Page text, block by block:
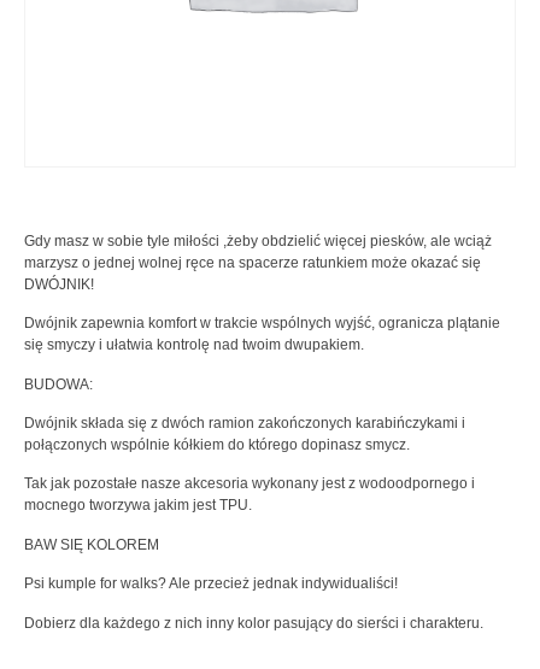
Gdy masz w sobie tyle miłości ,żeby obdzielić więcej piesków, ale wciąż
marzysz o jednej wolnej ręce na spacerze ratunkiem może okazać się
DWÓJNIK!
Dwójnik zapewnia komfort w trakcie wspólnych wyjść, ogranicza plątanie
się smyczy i ułatwia kontrolę nad twoim dwupakiem.
BUDOWA:
Dwójnik składa się z dwóch ramion zakończonych karabińczykami i
połączonych wspólnie kółkiem do którego dopinasz smycz.
Tak jak pozostałe nasze akcesoria wykonany jest z wodoodpornego i
mocnego tworzywa jakim jest TPU.
BAW SIĘ KOLOREM
Psi kumple for walks? Ale przecież jednak indywidualiści!
Dobierz dla każdego z nich inny kolor pasujący do sierści i charakteru.